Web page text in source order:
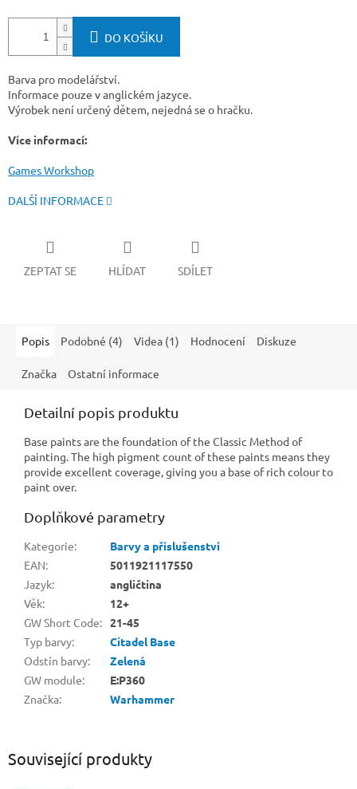
DO KOŠÍKU
Barva pro modelářství.
Informace pouze v anglickém jazyce.
Výrobek není určený dětem, nejedná se o hračku.
Více informací:
Games Workshop
DALŠÍ INFORMACE
ZEPTAT SE HLÍDAT SDÍLET
Související produkty
Popis Podobné (4) Videa (1) Hodnocení Diskuze
Značka Ostatní informace
Detailní popis produktu
Base paints are the foundation of the Classic Method of
painting. The high pigment count of these paints means they
provide excellent coverage, giving you a base of rich colour to
paint over.
Doplňkové parametry
Kategorie:
Barvy a příslušenství
EAN:
5011921117550
Jazyk:
angličtina
Věk:
12+
GW Short Code: 21-45
Typ barvy:
Citadel Base
Odstín barvy:
Zelená
GW module:
E:P360
Značka: Warhammer